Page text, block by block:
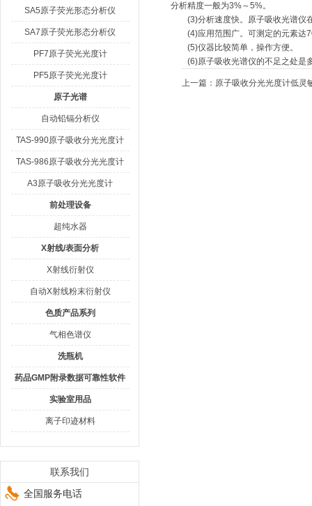
SA5原子荧光形态分析仪
SA7原子荧光形态分析仪
PF7原子荧光光度计
PF5原子荧光光度计
原子光谱
自动铅镉分析仪
TAS-990原子吸收分光光度计
TAS-986原子吸收分光光度计
A3原子吸收分光光度计
前处理设备
超纯水器
X射线/表面分析
X射线衍射仪
自动X射线粉末衍射仪
色质产品系列
气相色谱仪
洗瓶机
药品GMP附录数据可靠性软件
实验室用品
离子印迹材料
联系我们
全国服务电话
分析精度一般为3%～5%。
(3)分析速度快。原子吸收光谱仪
(4)应用范围广。可测定的元素达70
(5)仪器比较简单，操作方便。
(6)原子吸收光谱仪的不足之处是多
上一篇： 原子吸收分光光度计低灵